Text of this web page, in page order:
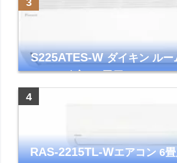
S225ATES-Wダイキン ルー
シリーズ 主に6畳用 ホワイト
RAS-2215TL-Wエアコン 6